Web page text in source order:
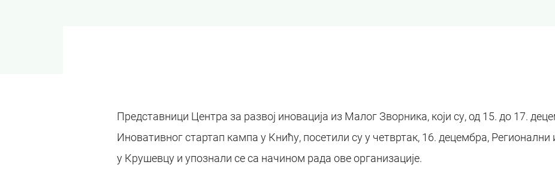
Представници Центра за развој иновација из Малог Зворника, који су, од 15. до 17.
Иновативног стартап кампа у Книћу, посетили су у четвртак, 16. децембра,
у Крушевцу и упознали се са начином рада ове организације.